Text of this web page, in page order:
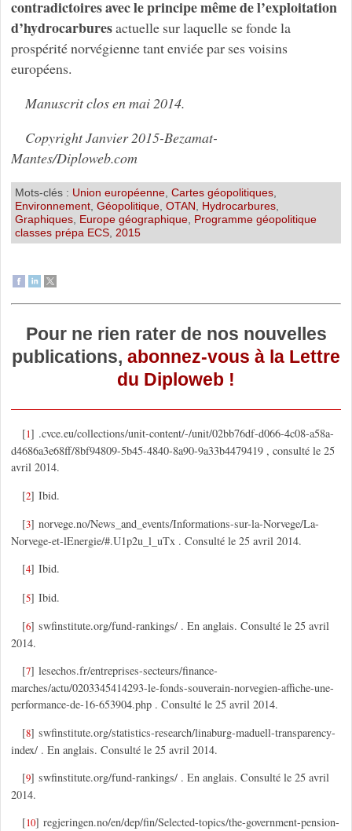
contradictoires avec le principe même de l’exploitation
d’hydrocarburesactuelle sur laquelle se fonde la
prospérité norvégienne tant enviée par ses voisins
européens.
Manuscrit clos en mai 2014.
Copyright Janvier 2015-Bezamat-
Mantes/Diploweb.com
Mots-clés : Union européenne, Cartes géopolitiques,
Environnement, Géopolitique, OTAN Hydrocarbures,
Graphiques, Europe géographique, Programme géopolitique
classes prépa ECS, 2015
Pour ne rien rater de nos nouvelles
publications, abonnez-vous à la Lettre
du Diploweb !
[1] .cvce.eu/collections/unit-content/-/unit/02bb76df-d066-4c08-a58a-
d4686a3e68ff/8bf94809-5b45-4840-8a90-9a33b4479419 , consulté le 25
avril 2014.
[2]Ibid.
[3]norvege.no/News_and_events/Informations-sur-la-Norvege/La-
Norvege-et-lEnergie/#.U1p2u_l_uTx . Consulté le 25 avril 2014.
[4]Ibid.
[5]Ibid.
[6]swfinstitute.org/fund-rankings/ . En anglais. Consulté le 25 avril
2014.
[7]lesechos.fr/entreprises-secteurs/finance-
marches/actu/0203345414293-le-fonds-souverain-norvegien-affiche-une-
performance-de-16-653904.php . Consulté le 25 avril 2014.
[8]swfinstitute.org/statistics-research/linaburg-maduell-transparency-
index/ . En anglais. Consulté le 25 avril 2014.
[9]swfinstitute.org/fund-rankings/ . En anglais. Consulté le 25 avril
2014.
[10]regjeringen.no/en/dep/fin/Selected-topics/the-government-pension-